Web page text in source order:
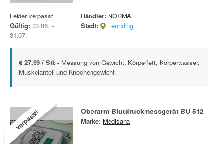
Leider verpasst!
Gültig: 30.06. -
31.07.
Händler: NORMA
Stadt:
Leonding
€ 27,99 / Stk - Messung von Gewicht, Körperfett, Körperwasser,
Muskelanteil und Knochengewicht
Verpasst! Oberarm-Blutdruckmessgerät BU 512
Marke: Medisana